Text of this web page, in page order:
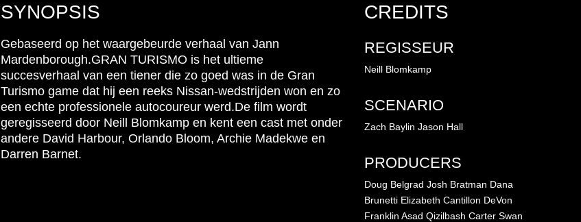
SYNOPSIS
Gebaseerd op het waargebeurde verhaal van Jann
Mardenborough.GRAN TURISMO is het ultieme
succesverhaal van een tiener die zo goed was in de Gran
Turismo game dat hij een reeks Nissan-wedstrijden won en zo
een echte professionele autocoureur werd.De film wordt
geregisseerd door Neill Blomkamp en kent een cast met onder
andere David Harbour, Orlando Bloom, Archie Madekwe en
Darren Barnet.
CREDITS
REGISSEUR
Neill Blomkamp
SCENARIO
Zach Baylin Jason Hall
PRODUCERS
Doug Belgrad Josh Bratman Dana
Brunetti Elizabeth Cantillon DeVon
Franklin Asad Qizilbash Carter Swan